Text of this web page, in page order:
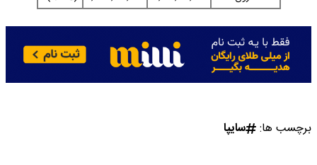
برچسب ها: سایپا